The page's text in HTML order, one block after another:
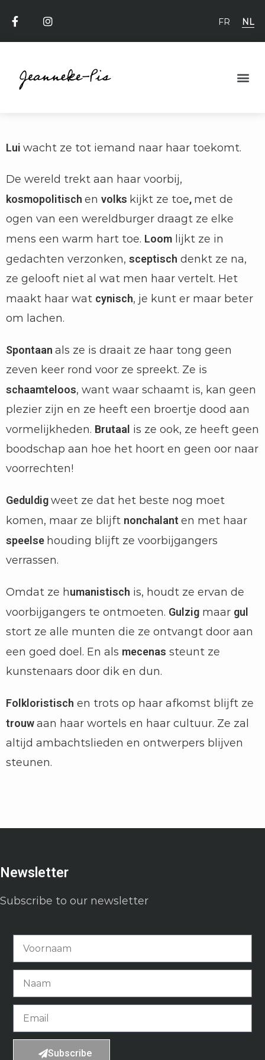
FR NL
Lui wacht ze tot iemand naar haar toekomt.
De wereld trekt aan haar voorbij,
kosmopolitisch en volks kijkt ze toe, met de
ogen van een wereldburger draagt ze elke
mens een warm hart toe. Loom lijkt ze in
gedachten verzonken, sceptisch denkt ze na,
ze gelooft niet al wat men haar vertelt. Het
maakt haar wat cynisch, je kunt er maar beter
om lachen.
Spontaan als ze is draait ze haar tong geen
zeven keer rond voor ze spreekt. Ze is
schaamteloos, want waar schaamt is, kan geen
plezier zijn en ze heeft een broertje dood aan
vormelijkheden. Brutaal is ze ook, ze heeft geen
boodschap aan hoe het hoort en geen oor naar
voorrechten!
Geduldigweet ze dat het beste nog moet
komen, maar ze blijft nonchalant en met haar
speelse houding blijft ze voorbijgangers
verrassen.
Omdat ze humanistisch is, houdt ze ervan de
voorbijgangers te ontmoeten. Gulzig maar gul
stort ze alle munten die ze ontvangt door aan
een goed doel. En als mecenas steunt ze
kunstenaars door dik en dun.
Folkloristisch en trots op haar afkomst blijft ze
trouwaan haar wortels en haar cultuur. Ze zal
altijd ambachtslieden en ontwerpers blijven
steunen.
Newsletter
Subscribe to our newsletter
Subscribe